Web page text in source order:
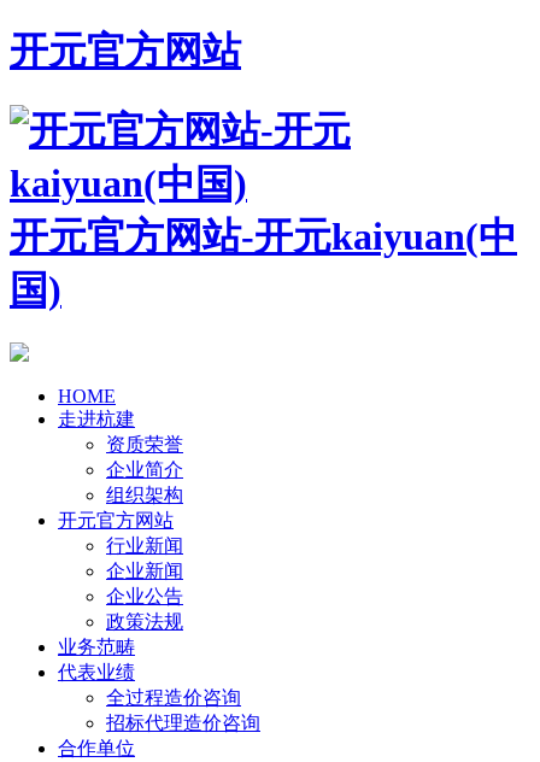
开元官方网站
开元官方网站-开元kaiyuan(中
国)
HOME
走进杭建
资质荣誉
企业简介
组织架构
开元官方网站
行业新闻
企业新闻
企业公告
政策法规
业务范畴
代表业绩
全过程造价咨询
招标代理造价咨询
合作单位